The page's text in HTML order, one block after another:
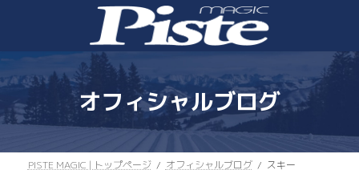
ン
へ
キ
プ
ー
ョ
に
動
オフィシャルブログ
PISTE MAGIC | トップページ オフィシャルブログ スキー